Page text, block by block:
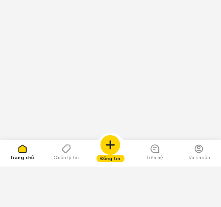
Trang chủ Quản lý tin Đăng tin Liên hệ Tài khoản